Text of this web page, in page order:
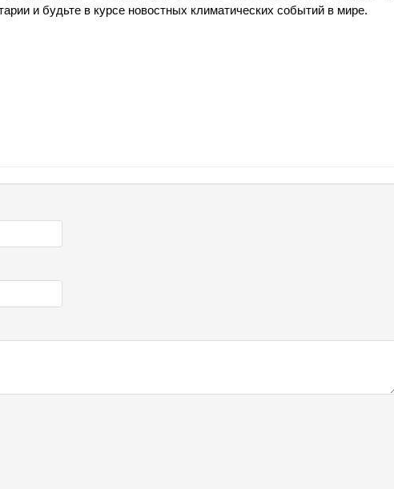
и будьте в курсе новостных климатических событий в мире.